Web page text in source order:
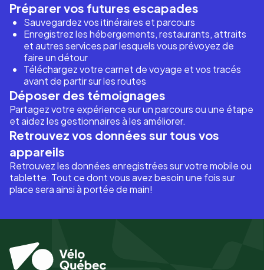
Préparer vos futures escapades
Sauvegardez vos itinéraires et parcours
Enregistrez les hébergements, restaurants, attraits
et autres services par lesquels vous prévoyez de
faire un détour
Téléchargez votre carnet de voyage et vos tracés
avant de partir sur les routes
Déposer des témoignages
Partagez votre expérience sur un parcours ou une étape
et aidez les gestionnaires à les améliorer.
Retrouvez vos données sur tous vos
appareils
Retrouvez les données enregistrées sur votre mobile ou
tablette. Tout ce dont vous avez besoin une fois sur
place sera ainsi à portée de main!